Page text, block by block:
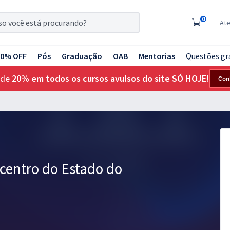
0
OFF Pós Graduação OAB Mentorias Questões
20% em todos os cursos avulsos do site SÓ HOJE!
do Estado do